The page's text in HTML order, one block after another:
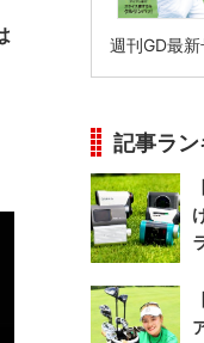
週刊GD最新
記事ラ